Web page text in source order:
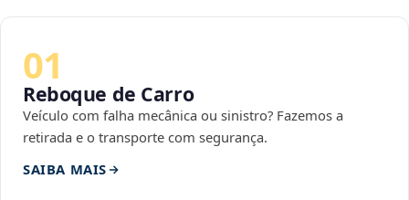
01
Reboque de Carro
Veículo com falha mecânica ou sinistro? Fazemos a
retirada e o transporte com segurança.
SAIBA MAIS